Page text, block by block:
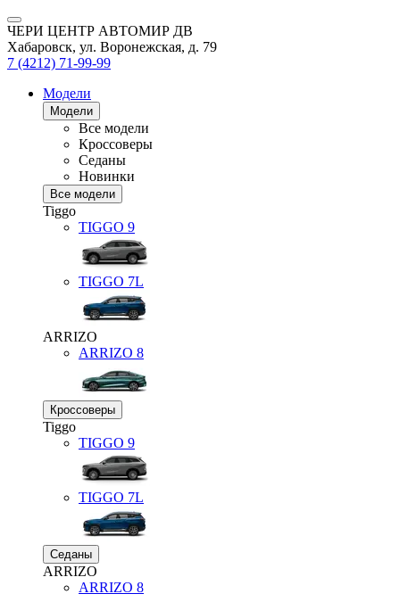
ЧЕРИ ЦЕНТР АВТОМИР ДВ
Хабаровск, ул. Воронежская, д. 79
7 (4212) 71-99-99
Модели
Модели
Все модели
Кроссоверы
Седаны
Новинки
Все модели
Tiggo
TIGGO 9
TIGGO 7L
ARRIZO
ARRIZO 8
Кроссоверы
Tiggo
TIGGO 9
TIGGO 7L
Седаны
ARRIZO
ARRIZO 8